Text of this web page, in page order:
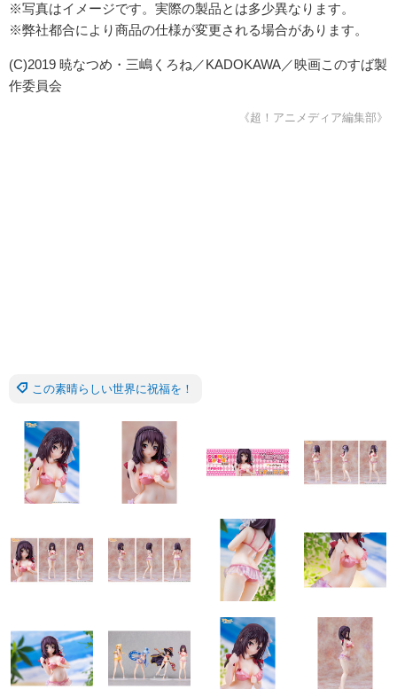
※写真はイメージです。実際の製品とは多少異なります。
※弊社都合により商品の仕様が変更される場合があります。
(C)2019 暁なつめ・三嶋くろね／KADOKAWA／映画このすば製
作委員会
《超！アニメディア編集部》
この素晴らしい世界に祝福を！